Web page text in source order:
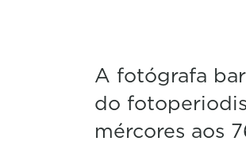
A fotógrafa
do
mércores aos